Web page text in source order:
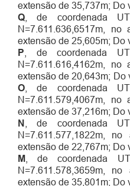
extensão de 35,737m; Do
Q , de coordenada
N=7.611.636,6517m,
extensão de 25,605m; Do
P , de coordenada
N=7.611.616,4162m,
extensão de 20,643m; Do
O , de coordenada
N=7.611.579,4067m,
extensão de 37,216m; Do
N
, de coordenada
N=7.611.577,1822m,
extensão de 22,767m; Do
M
, de coordenada
N=7.611.578,3659m,
extensão de 35,801m; Do